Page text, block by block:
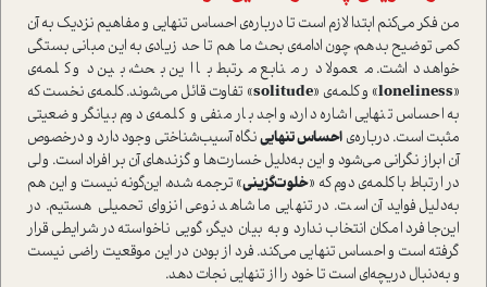
من فکر می‌کنم ابتدا لازم ا‌ست تا درباره‌ی احساس تنهایی و مفاهیم نزدیک به آن
کمی توضیح بدهم، چون ادامه‌ی بحث ما هم تا حد زیادی به این مبانی بستگی
خواهد داشت. معمولا در منابع مرتبط با این بحث، بین دو کلمه‌ی
«
loneliness» و کلمه‌ی «solitude» تفاوت قائل می‌شوند. کلمه‌ی نخست که
به احساس تنهایی اشاره دارد، واجد بار منفی و کلمه‌ی دوم بیانگر وضعیتی
مثبت ا‌ست. درباره‌ی احساس تنهایینگاه آسیب‌شناختی وجود دارد و در‌خصوص
آن ابراز نگرانی می‌شود و این به‌دلیل خسارت‌ها و گزندهای آن بر افراد ا‌ست. ولی
در ارتباط با کلمه‌ی دوم که «خلوت‌گزینی» ترجمه شده، این‌گونه نیست و این هم
به‌دلیل فواید آن ا‌ست. در تنهایی ما شاهد نوعی انزوای تحمیلی هستیم. در
این‌جا فرد امکان انتخاب ندارد و به بیان دیگر، گویی ناخوا‌سته در شرایطی قرار
گرفته ا‌ست و احساس تنهایی می‌کند. فرد از بودن در این موقعیت راضی نیست
و به‌دنبال دریچه‌ای ا‌ست تا خود را از تنهایی نجات دهد.